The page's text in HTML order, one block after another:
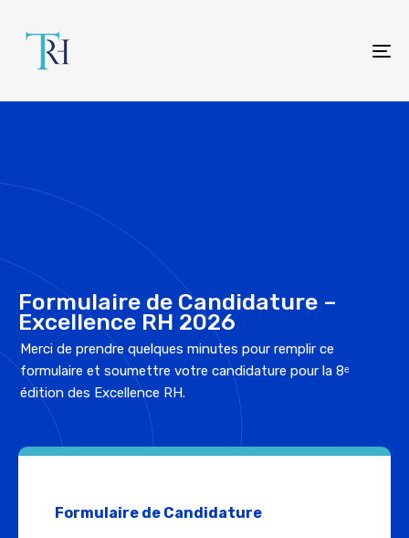
Formulaire de Candidature –
Excellence RH 2026
Merci de prendre quelques minutes pour remplir ce
formulaire et soumettre votre candidature pour la 8ᵉ
édition des Excellence RH.
Formulaire de Candidature